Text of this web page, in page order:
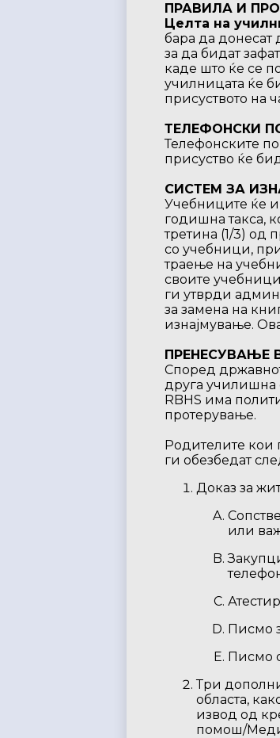
ПРАВИЛА И
Целта на
бара да донесат
за да бидат
каде што ќе се
училницата ќе
присуството на
ТЕЛЕФОНСКИ
Телефонските
присуство ќе
СИСТЕМ ЗА
Учебниците ќе
годишна такса,
третина (1/3) од
со учебници,
траење на
своите
ги утврди
за замена на
изнајмување.
ПРЕНЕСУВАЊЕ
Според
друга училишна
RBHS има
протерување.
Родителите кои
ги обезбедат
Доказ за
или
Писмо
Писмо
Три
областа,
извод од
помош/